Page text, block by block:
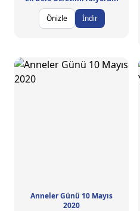
Önizle
İndir
Anneler Günü 10 Mayıs
2020